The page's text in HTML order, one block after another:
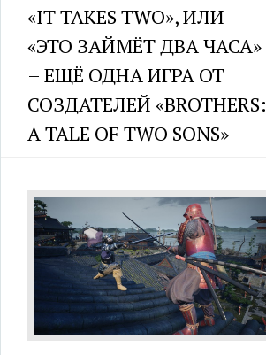
«IT TAKES TWO», ИЛИ
«ЭТО ЗАЙМЁТ ДВА ЧАСА»
– ЕЩЁ ОДНА ИГРА ОТ
СОЗДАТЕЛЕЙ «BROTHERS:
A TALE OF TWO SONS»